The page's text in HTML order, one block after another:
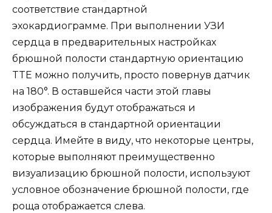
соответствие стандартной
эхокардиограмме. При выполнении УЗИ
сердца в предварительных настройках
брюшной полости стандартную ориентацию
TTE можно получить, просто повернув датчик
на 180°. В оставшейся части этой главы
изображения будут отображаться и
обсуждаться в стандартной ориентации
сердца. Имейте в виду, что некоторые центры,
которые выполняют преимущественно
визуализацию брюшной полости, используют
условное обозначение брюшной полости, где
роща отображается слева.